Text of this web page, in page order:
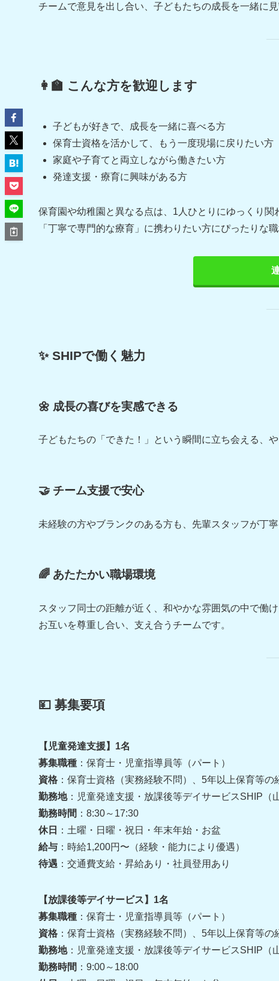
チームで意見を出し合い、子どもたちの成長を一緒に見
👩‍🏫 こんな方を歓迎します
子どもが好きで、成長を一緒に喜べる方
保育士資格を活かして、もう一度現場に戻りたい方
家庭や子育てと両立しながら働きたい方
発達支援・療育に興味がある方
保育園や幼稚園と異なる点は、1人ひとりにゆっくり関
「丁寧で専門的な療育」に携わりたい方にぴったりな職
✨ SHIPで働く魅力
🌼 成長の喜びを実感できる
子どもたちの「できた！」という瞬間に立ち会える、
🤝 チーム支援で安心
未経験の方やブランクのある方も、先輩スタッフが丁寧
🌈 あたたかい職場環境
スタッフ同士の距離が近く、和やかな雰囲気の中で働け
お互いを尊重し合い、支え合うチームです。
💴 募集要項
【児童発達支援】1名
募集職種 ：保育士・児童指導員等（パート）
資格 ：保育士資格（実務経験不問）、5年以上保育等の
勤務地：児童発達支援・放課後等デイサービスSHIP（
勤務時間 ：8:30～17:30
休日
：土曜・日曜・祝日・年末年始・お盆
給与 ：時給1,200円〜（経験・能力により優遇）
待遇 ：交通費支給・昇給あり・社員登用あり
【放課後等デイサービス】1名
募集職種 ：保育士・児童指導員等（パート）
資格 ：保育士資格（実務経験不問）、5年以上保育等の
勤務地：児童発達支援・放課後等デイサービスSHIP（
勤務時間 ：9:00～18:00